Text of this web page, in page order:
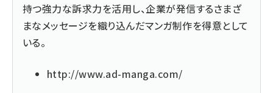
持つ強力な訴求力を活用し、企業が発信するさまざ
まなメッセージを織り込んだマンガ制作を得意として
いる。
http://www.ad-manga.com/